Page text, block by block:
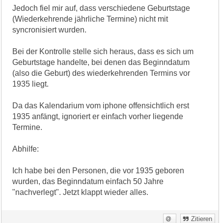
Jedoch fiel mir auf, dass verschiedene Geburtstage
(Wiederkehrende jährliche Termine) nicht mit
syncronisiert wurden.
Bei der Kontrolle stelle sich heraus, dass es sich um
Geburtstage handelte, bei denen das Beginndatum
(also die Geburt) des wiederkehrenden Termins vor
1935 liegt.
Da das Kalendarium vom iphone offensichtlich erst
1935 anfängt, ignoriert er einfach vorher liegende
Termine.
Abhilfe:
Ich habe bei den Personen, die vor 1935 geboren
wurden, das Beginndatum einfach 50 Jahre
"nachverlegt". Jetzt klappt wieder alles.
Zitieren